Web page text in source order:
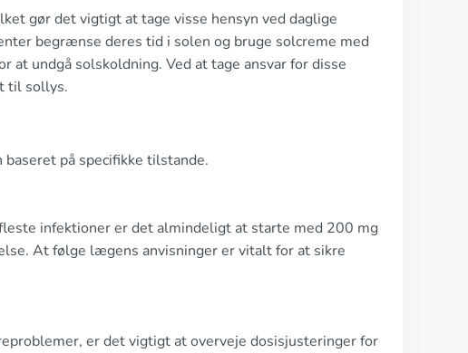
gør det vigtigt at tage visse hensyn ved daglige
begrænse deres tid i solen og bruge solcreme med
undgå solskoldning. Ved at tage ansvar for disse
til sollys.
på specifikke tilstande.
infektioner er det almindeligt at starte med 200 mg
At følge lægens anvisninger er vitalt for at sikre
er det vigtigt at overveje dosisjusteringer for